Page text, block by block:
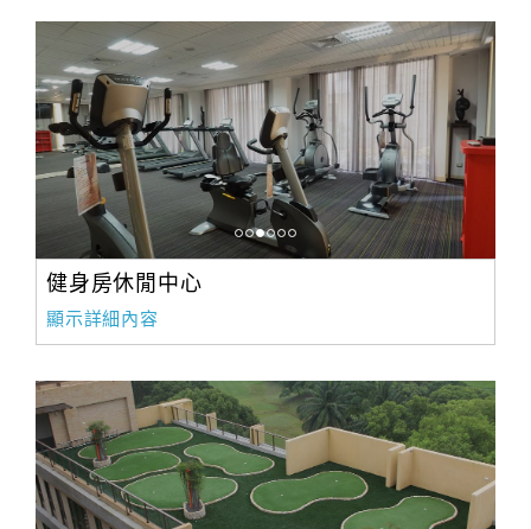
健身房休閒中心
顯示詳細內容